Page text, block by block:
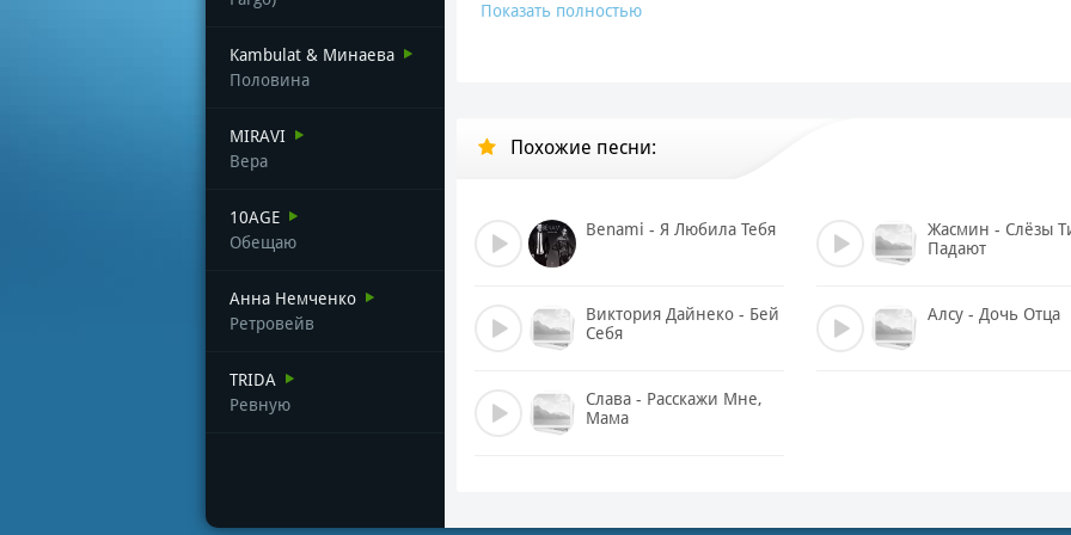
Kambulat & Минаева
Половина
MIRAVI
Вера
10AGE
Обещаю
Анна Немченко
Ретровейв
TRIDA
Ревную
И даже если душой, я бы тебя простила
И только ветер кричал о том как я любила
Любила, любила, любила
Зачем бросаешь слова, без них итак больнее
И даже если душой простила
Зачем бросаешь слова, без них итак больнее
Показать полностью
Похожие песни:
Benami - Я Любила Тебя
Жасмин - Слёзы
Падают
Виктория Дайнеко - Бей
Себя
Алсу - Дочь Отца
Слава - Расскажи Мне,
Мама